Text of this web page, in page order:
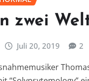
zwei
Juli 20, 2019 2